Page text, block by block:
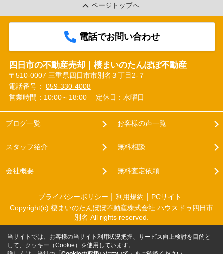
ページトップへ
電話でお問い合わせ
四日市の不動産売却｜棲まいのたんぽぽ不動産
〒510-0007 三重県四日市市別名３丁目2-７
電話番号： 059-330-4008
営業時間：10:00～18:00
定休日：水曜日
ブログ一覧
スタッフ紹介
会社概要
お客様の声一覧
無料相談
無料査定依頼
プライバシーポリシー 利用規約
PCサイト
Copyright(c) 棲まいのたんぽぽ不動産株式会社 ハウスドゥ四日市
別名 All rights reserved.
当サイトでは、お客様の当サイト利用状況把握、サービス向上検討を目的と
して、クッキー（Cookie）を使用しています。